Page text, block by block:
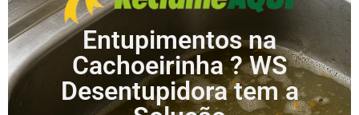
Entupimentos na
Cachoeirinha ? WS
Desentupidora tem a